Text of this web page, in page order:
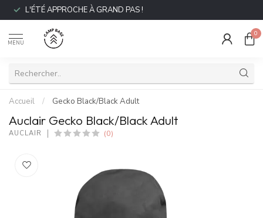
L'ÉTÉ APPROCHE À GRAND PAS !
MENU
0
Accueil / Gecko Black/Black Adult
Auclair Gecko Black/Black Adult
AUCLAIR (0)